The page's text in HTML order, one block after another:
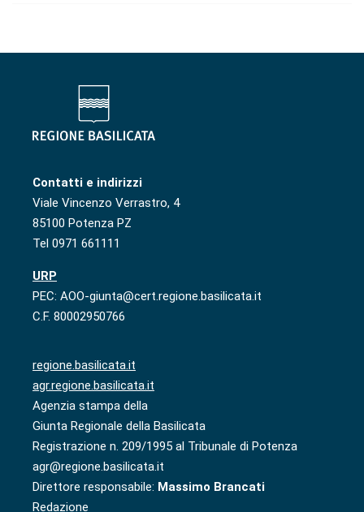
Contatti e indirizzi
Viale Vincenzo Verrastro, 4
85100 Potenza PZ
Tel 0971 661111
URP
PEC: AOO-giunta@cert.regione.basilicata.it
C.F. 80002950766
regione.basilicata.it
agr.regione.basilicata.it
Agenzia stampa della
Giunta Regionale della Basilicata
Registrazione n. 209/1995 al Tribunale di Potenza
agr@regione.basilicata.it
Direttore responsabile: Massimo Brancati
Redazione